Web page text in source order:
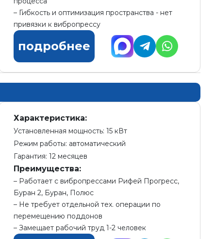
Гибкость и оптимизация пространства - нет
привязки к вибропрессу
подробнее
Характеристика:
Установленная мощность: 15 кВт
Режим работы: автоматический
Гарантия: 12 месяцев
Преимущества:
Работает с вибропрессами Рифей Прогресс,
Буран 2, Буран, Полюс
Не требует отдельной тех. операции по
перемещению поддонов
Замещает рабочий труд 1-2 человек